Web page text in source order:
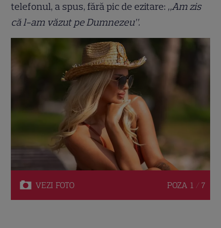
telefonul, a spus, fără pic de ezitare: „Am zis
că l-am văzut pe Dumnezeu”.
VEZI FOTO POZA 1 / 7